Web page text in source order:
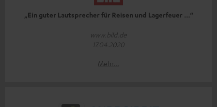
„Ein guter Lautsprecher für Reisen und Lagerfeuer …“
www.bild.de
17.04.2020
Mehr...